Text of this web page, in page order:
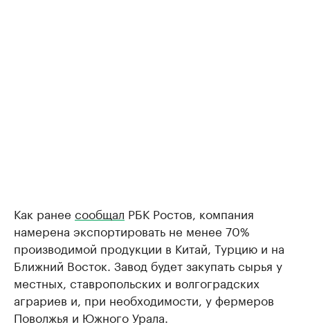
Как ранее сообщал РБК Ростов, компания
намерена экспортировать не менее 70%
производимой продукции в Китай, Турцию и на
Ближний Восток. Завод будет закупать сырья у
местных, ставропольских и волгоградских
аграриев и, при необходимости, у фермеров
Поволжья и Южного Урала.